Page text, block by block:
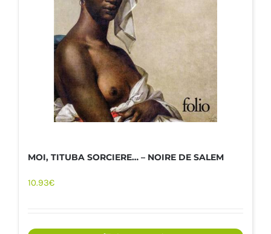
MOI, TITUBA SORCIERE… – NOIRE DE SALEM
10.93€